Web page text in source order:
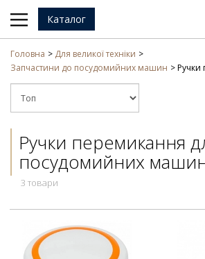
Каталог
Головна
Для великої техніки
Запчастини до посудомийних машин
Ручки
Ручки перемикання
посудомийних
3 товари